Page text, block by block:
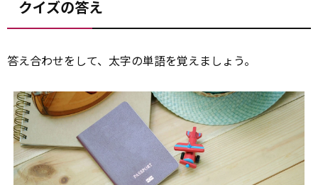
クイズの答え
答え合わせをして、太字の単語を覚えましょう。